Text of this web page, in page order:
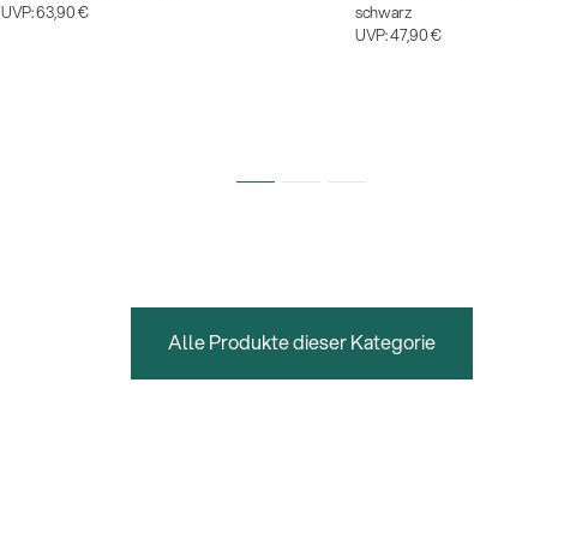
UVP:63,90 €
schwarz
UVP:47,90 €
Alle Produkte dieser Kategorie